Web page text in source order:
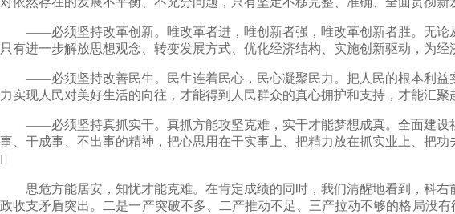
——必须坚持改革创新。唯改革者进，唯创新者强，唯改革创新者胜。无论从
只有进一步解放思想观念、转变发展方式、优化经济结构、实施创新驱动，为
——必须坚持改善民生。民生连着民心，民心凝聚民力。把人民的根本利益
力实现人民对美好生活的向往，才能得到人民群众的真心拥护和支持，才能汇聚
——必须坚持真抓实干。真抓方能攻坚克难，实干才能梦想成真。全面建设
事、干成事、不出事的精神，把心思用在干实事上、把精力放在抓实业上、把

思危方能居安，知忧才能克难。在肯定成绩的同时，我们清醒地看到，科右
政收支矛盾突出。二是一产突破不多、二产推动不足、三产拉动不够的格局没